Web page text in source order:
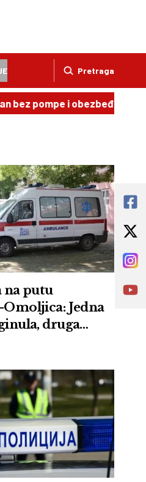
Pretraga
i obezbeđenja uživao u
na putu
Jedna
druga